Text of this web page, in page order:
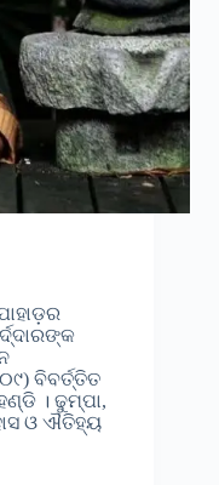
ବିବର୍ତ୍ତିତ
। ଢୁମ୍ପା,
ଓ ଐତିହ୍ୟ